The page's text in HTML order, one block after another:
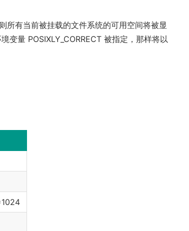
有当前被挂载的文件系统的可用空间将被显
变量 POSIXLY_CORRECT 被指定，那样将以